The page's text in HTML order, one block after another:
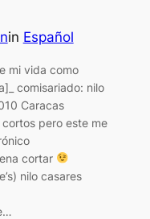
in Español
mi vida como
comisariado: nilo
Caracas
pero este me
cortar
nilo casares